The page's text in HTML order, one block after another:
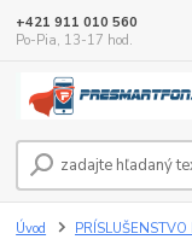
+421 911 010 560
Po-Pia, 13-17 hod.
Úvod